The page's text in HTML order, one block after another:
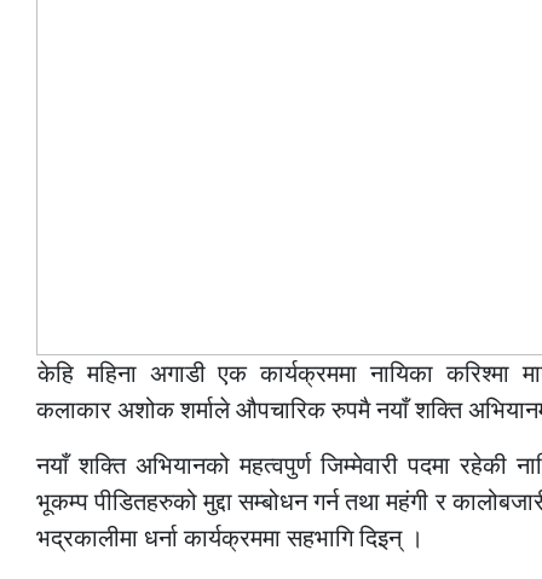
केहि महिना अगाडी एक कार्यक्रममा नायिका
कलाकार अशोक शर्माले औपचारिक रुपमै नयाँ शक्ति
नयाँ शक्ति अभियानको महत्वपुर्ण जिम्मेवारी पदमा रहेकी
भूकम्प पीडितहरुको मुद्दा सम्बोधन गर्न तथा महंगी र
भद्रकालीमा धर्ना कार्यक्रममा सहभागि दिइन् ।